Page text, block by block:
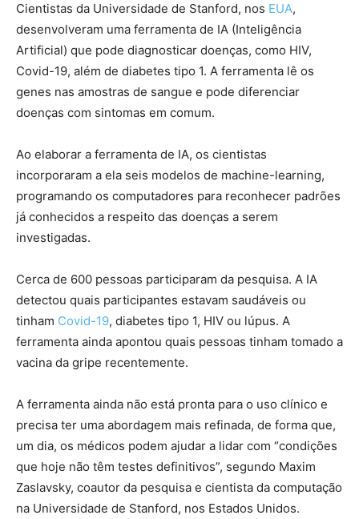
Cientistas da Universidade de Stanford, nos EUA,
desenvolveram uma ferramenta de IA (Inteligência
Artificial) que pode diagnosticar doenças, como HIV,
Covid-19, além de diabetes tipo 1. A ferramenta lê os
genes nas amostras de sangue e pode diferenciar
doenças com sintomas em comum.
Ao elaborar a ferramenta de IA, os cientistas
incorporaram a ela seis modelos de machine-learning,
programando os computadores para reconhecer padrões
já conhecidos a respeito das doenças a serem
investigadas.
Cerca de 600 pessoas participaram da pesquisa. A IA
detectou quais participantes estavam saudáveis ou
tinham Covid-19, diabetes tipo 1, HIV ou lúpus. A
ferramenta ainda apontou quais pessoas tinham tomado a
vacina da gripe recentemente.
A ferramenta ainda não está pronta para o uso clínico e
precisa ter uma abordagem mais refinada, de forma que,
um dia, os médicos podem ajudar a lidar com “condições
que hoje não têm testes definitivos”, segundo Maxim
Zaslavsky, coautor da pesquisa e cientista da computação
na Universidade de Stanford, nos Estados Unidos.